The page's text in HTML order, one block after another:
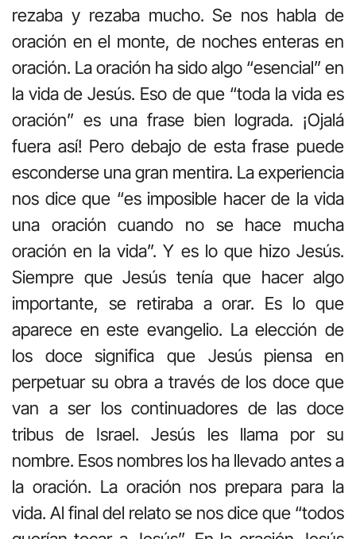
rezaba y rezaba mucho. Se nos habla de
oración en el monte, de noches enteras en
oración. La oración ha sido algo “esencial” en
la vida de Jesús. Eso de que “toda la vida es
oración” es una frase bien lograda. ¡Ojalá
fuera así! Pero debajo de esta frase puede
esconderse una gran mentira. La experiencia
nos dice que “es imposible hacer de la vida
una oración cuando no se hace mucha
oración en la vida”. Y es lo que hizo Jesús.
Siempre que Jesús tenía que hacer algo
importante, se retiraba a orar. Es lo que
aparece en este evangelio. La elección de
los doce significa que Jesús piensa en
perpetuar su obra a través de los doce que
van a ser los continuadores de las doce
tribus de Israel. Jesús les llama por su
nombre. Esos nombres los ha llevado antes a
la oración. La oración nos prepara para la
vida. Al final del relato se nos dice que “todos